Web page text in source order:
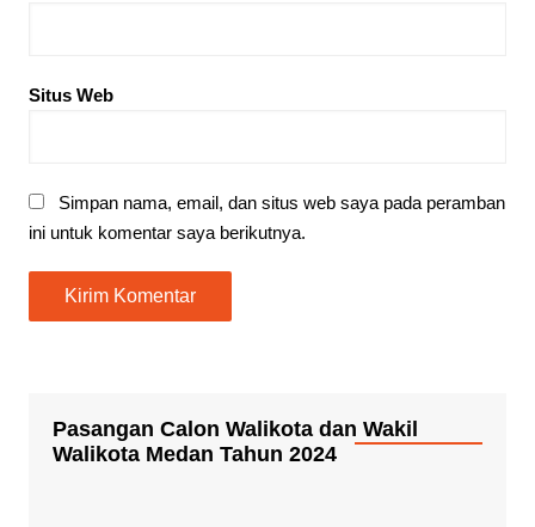
Situs Web
Simpan nama, email, dan situs web saya pada peramban
ini untuk komentar saya berikutnya.
Pasangan Calon Walikota dan Wakil
Walikota Medan Tahun 2024